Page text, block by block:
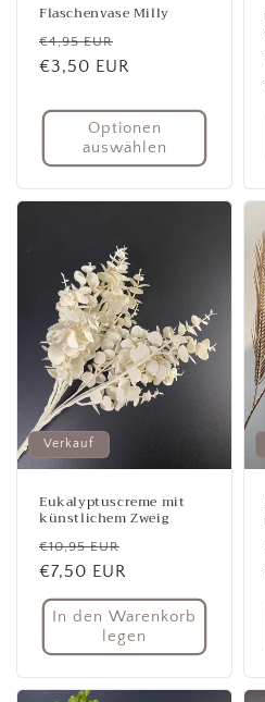
Flaschenvase Milly
Normaler
Preis
€4,95 EUR
€3,50 EUR
Optionen
auswählen
Verkauf
Eukalyptuscreme mit
künstlichem Zweig
Normaler
Preis
€10,95 EUR
€7,50 EUR
In den Warenkorb
legen